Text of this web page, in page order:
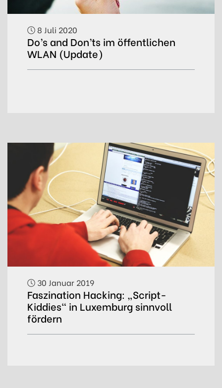
8 Juli 2020
Do’s and Don’ts im öffentlichen
WLAN (Update)
30 Januar 2019
Faszination Hacking: „Script-
Kiddies“ in Luxemburg sinnvoll
fördern